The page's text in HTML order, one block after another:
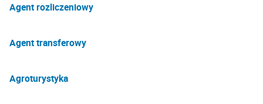
Agent rozliczeniowy
Agent transferowy
Agroturystyka